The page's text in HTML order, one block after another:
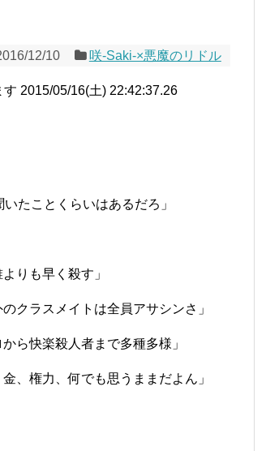
12/10 咲-Saki-×悪魔のリドル
2015/05/16(土) 22:42:37.26
たことくらいはあるだろ」
りも早く殺す」
クラスメイトは全員アサシンさ」
ら快楽殺人者まで多種多様」
、権力、何でも思うままだよん」